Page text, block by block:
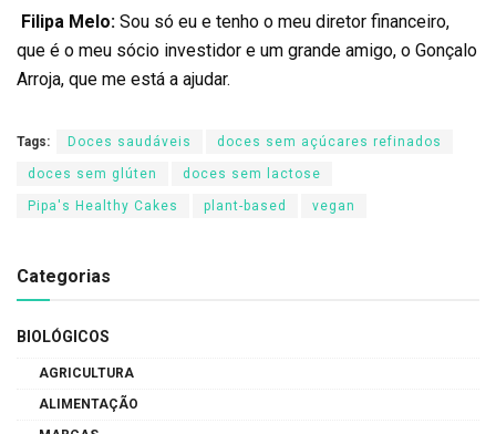
Filipa Melo: Sou só eu e tenho o meu diretor financeiro,
que é o meu sócio investidor e um grande amigo, o Gonçalo
Arroja, que me está a ajudar.
Tags: Doces saudáveis doces sem açúcares refinados
doces sem glúten doces sem lactose
Pipa's Healthy Cakes plant-based vegan
Categorias
BIOLÓGICOS
AGRICULTURA
ALIMENTAÇÃO